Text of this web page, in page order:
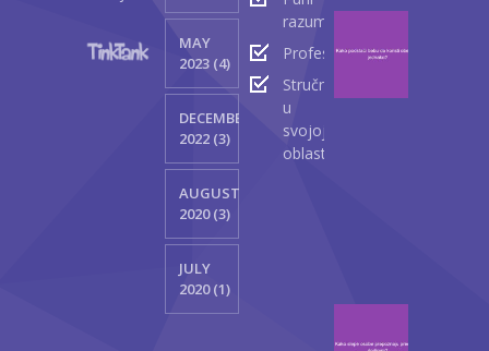
MAY
2023 (4)
DECEMBER
2022 (3)
AUGUST
2020 (3)
JULY
2020 (1)
razumevanja
Profesionalci
Stručnjaci
u
svojoj
oblasti